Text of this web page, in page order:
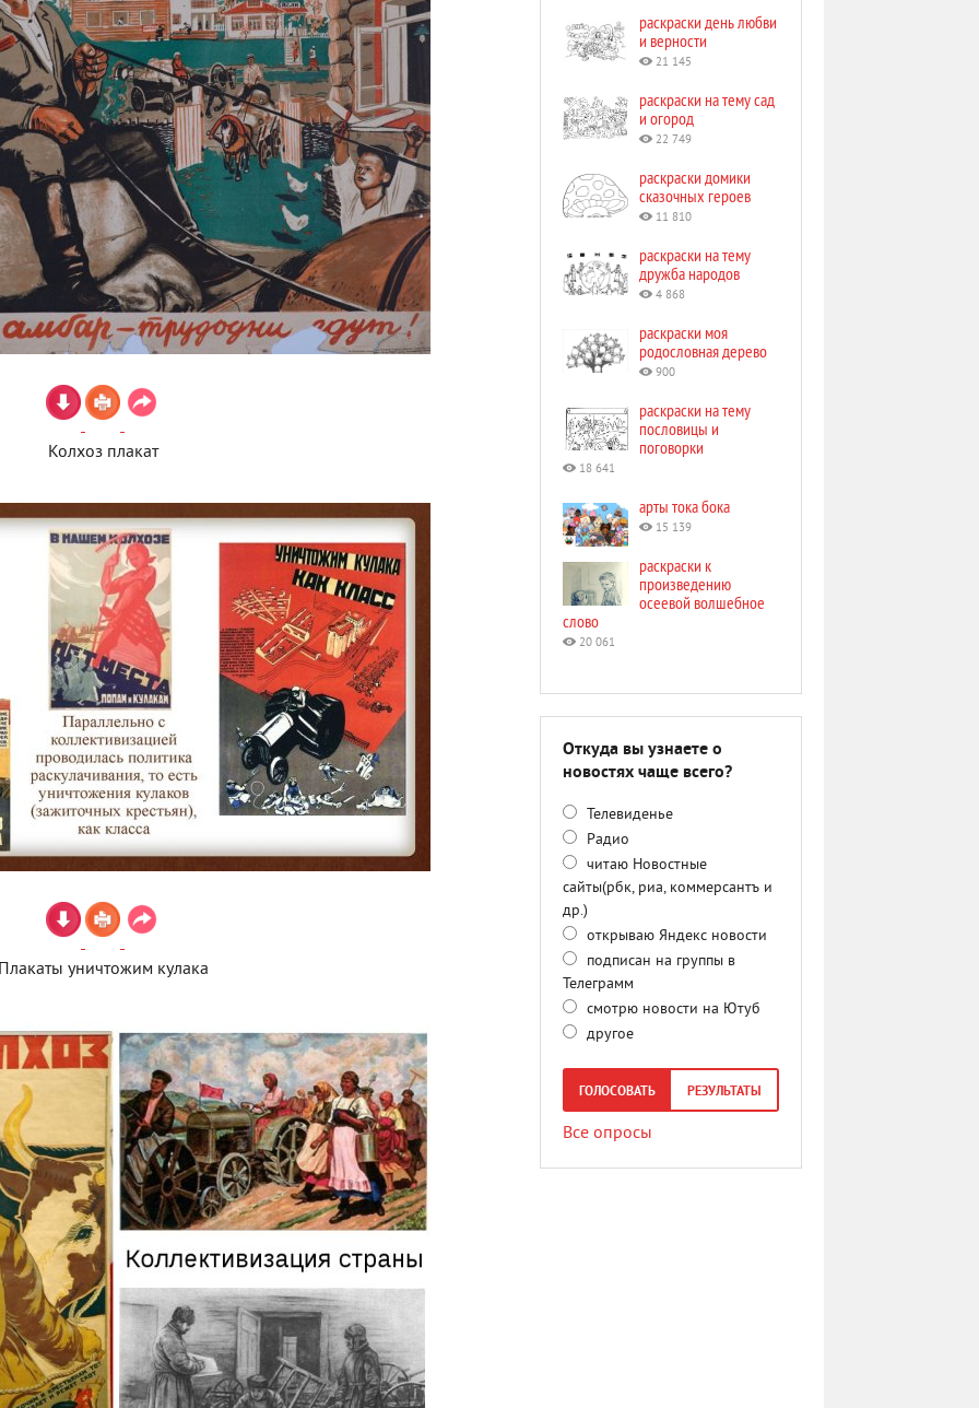
Колхоз плакат
уничтожим кулака
раскраски день любви
и верности
21 145
раскраски на тему сад
и огород
22 749
раскраски домики
сказочных героев
11 810
раскраски на тему
дружба народов
4 868
раскраски моя
родословная дерево
900
раскраски на тему
пословицы и
поговорки
18 641
арты тока бока
15 139
раскраски к
произведению
осеевой волшебное
слово
20 061
Откуда вы узнаете о
новостях чаще всего?
Телевиденье
Радио
читаю Новостные
сайты(рбк, риа, коммерсантъ и
др.)
открываю Яндекс новости
подписан на группы в
Телеграмм
смотрю новости на Ютуб
другое
ГОЛОСОВАТЬ РЕЗУЛЬТАТЫ
Все опросы